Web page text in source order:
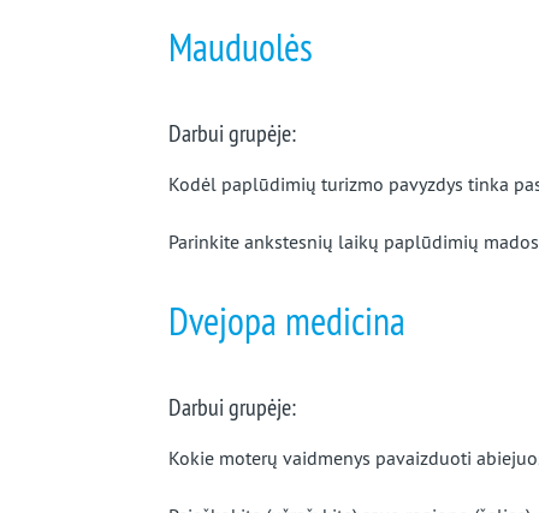
Mauduolės
Darbui grupėje:
Kodėl paplūdimių turizmo pavyzdys tinka
Parinkite ankstesnių laikų paplūdimių
Dvejopa medicina
Darbui grupėje:
Kokie moterų vaidmenys pavaizduoti